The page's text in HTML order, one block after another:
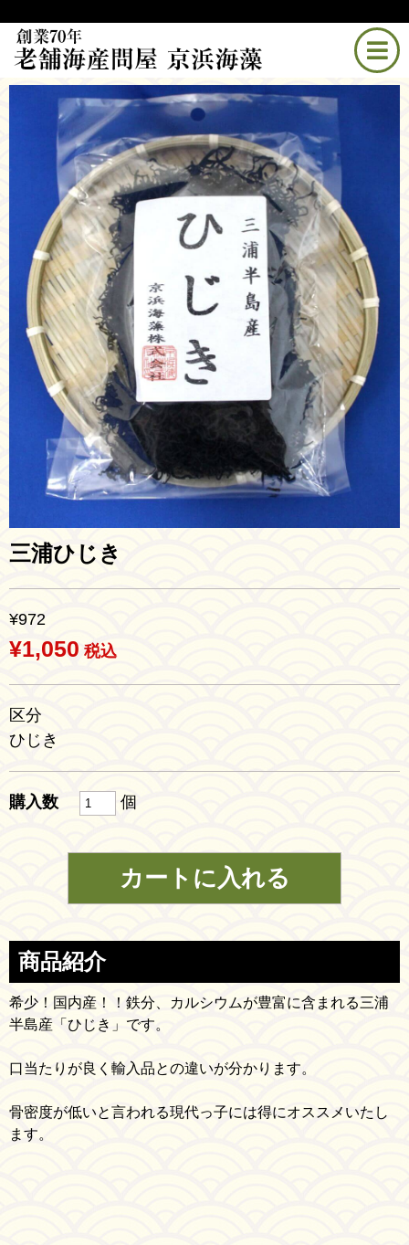
TOP / オンラインショップ 三浦ひじき
三浦ひじき
¥972
¥1,050 税込
区分
ひじき
購入数 個
商品紹介
希少！国内産！！鉄分、カルシウムが豊富に含まれる三浦
半島産「ひじき」です。
口当たりが良く輸入品との違いが分かります。
骨密度が低いと言われる現代っ子には得にオススメいたし
ます。